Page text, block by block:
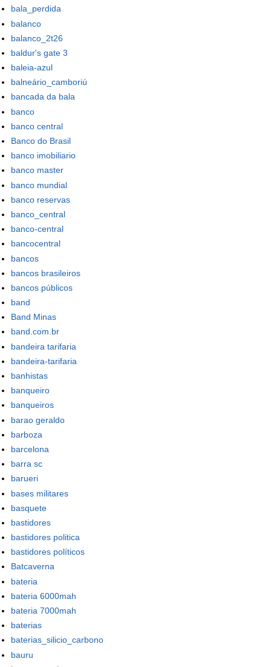
bala_perdida
balanco
balanco_2t26
baldur's gate 3
baleia-azul
balneário_camboriú
bancada da bala
banco
banco central
Banco do Brasil
banco imobiliario
banco master
banco mundial
banco reservas
banco_central
banco-central
bancocentral
bancos
bancos brasileiros
bancos públicos
band
Band Minas
band.com.br
bandeira tarifaria
bandeira-tarifaria
banhistas
banqueiro
banqueiros
barao geraldo
barboza
barcelona
barra sc
barueri
bases militares
basquete
bastidores
bastidores politica
bastidores políticos
Batcaverna
bateria
bateria 6000mah
bateria 7000mah
baterias
baterias_silicio_carbono
bauru